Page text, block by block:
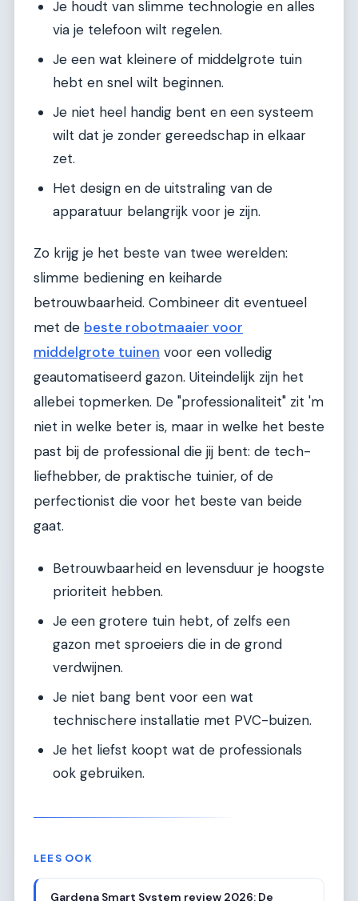
Je houdt van slimme technologie en alles
via je telefoon wilt regelen.
Je een wat kleinere of middelgrote tuin
hebt en snel wilt beginnen.
Je niet heel handig bent en een systeem
wilt dat je zonder gereedschap in elkaar
zet.
Het design en de uitstraling van de
apparatuur belangrijk voor je zijn.
Zo krijg je het beste van twee werelden:
slimme bediening en keiharde
betrouwbaarheid. Combineer dit eventueel
met de beste robotmaaier voor
middelgrote tuinen voor een volledig
geautomatiseerd gazon. Uiteindelijk zijn het
allebei topmerken. De "professionaliteit" zit 'm
niet in welke beter is, maar in welke het beste
past bij de professional die jij bent: de tech-
liefhebber, de praktische tuinier, of de
perfectionist die voor het beste van beide
gaat.
Betrouwbaarheid en levensduur je hoogste
prioriteit hebben.
Je een grotere tuin hebt, of zelfs een
gazon met sproeiers die in de grond
verdwijnen.
Je niet bang bent voor een wat
technischere installatie met PVC-buizen.
Je het liefst koopt wat de professionals
ook gebruiken.
LEES OOK
Gardena Smart System review 2026: De